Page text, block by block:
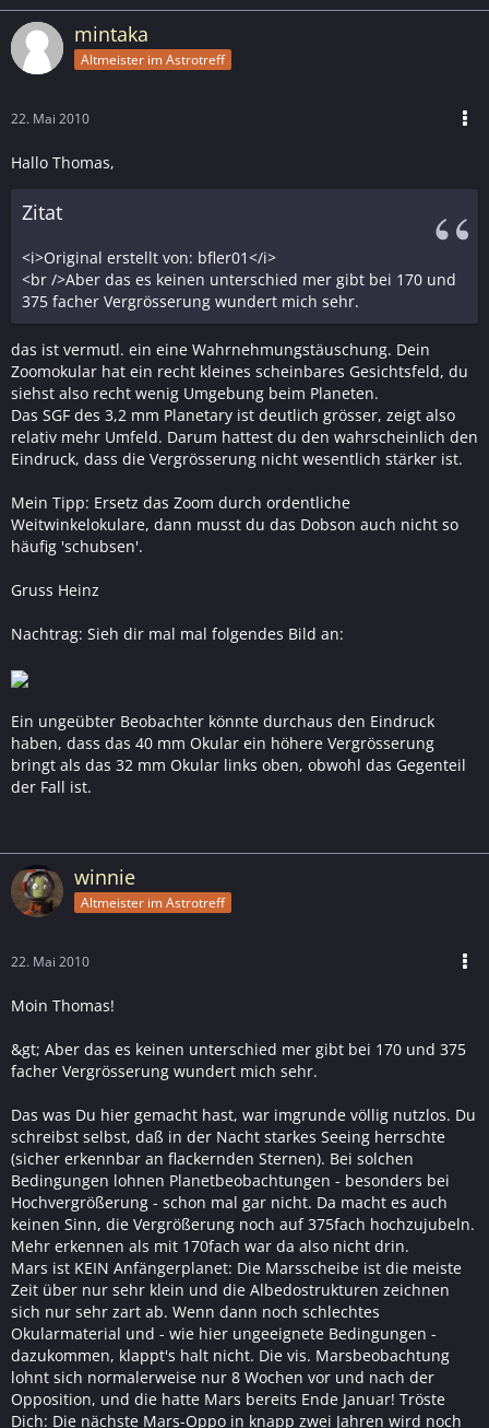
mintaka
Altmeister im Astrotreff
22. Mai 2010
Hallo Thomas,
Zitat
<i>Original erstellt von: bfler01</i>
<br />Aber das es keinen unterschied mer gibt bei 170 und
375 facher Vergrösserung wundert mich sehr.
das ist vermutl. ein eine Wahrnehmungstäuschung. Dein
Zoomokular hat ein recht kleines scheinbares Gesichtsfeld, du
siehst also recht wenig Umgebung beim Planeten.
Das SGF des 3,2 mm Planetary ist deutlich grösser, zeigt also
relativ mehr Umfeld. Darum hattest du den wahrscheinlich den
Eindruck, dass die Vergrösserung nicht wesentlich stärker ist.
Mein Tipp: Ersetz das Zoom durch ordentliche
Weitwinkelokulare, dann musst du das Dobson auch nicht so
häufig 'schubsen'.
Gruss Heinz
Nachtrag: Sieh dir mal mal folgendes Bild an:
Ein ungeübter Beobachter könnte durchaus den Eindruck
haben, dass das 40 mm Okular ein höhere Vergrösserung
bringt als das 32 mm Okular links oben, obwohl das Gegenteil
der Fall ist.
winnie
Altmeister im Astrotreff
22. Mai 2010
Moin Thomas!
&gt; Aber das es keinen unterschied mer gibt bei 170 und 375
facher Vergrösserung wundert mich sehr.
Das was Du hier gemacht hast, war imgrunde völlig nutzlos. Du
schreibst selbst, daß in der Nacht starkes Seeing herrschte
(sicher erkennbar an flackernden Sternen). Bei solchen
Bedingungen lohnen Planetbeobachtungen - besonders bei
Hochvergrößerung - schon mal gar nicht. Da macht es auch
keinen Sinn, die Vergrößerung noch auf 375fach hochzujubeln.
Mehr erkennen als mit 170fach war da also nicht drin.
Mars ist KEIN Anfängerplanet: Die Marsscheibe ist die meiste
Zeit über nur sehr klein und die Albedostrukturen zeichnen
sich nur sehr zart ab. Wenn dann noch schlechtes
Okularmaterial und - wie hier ungeeignete Bedingungen -
dazukommen, klappt's halt nicht. Die vis. Marsbeobachtung
lohnt sich normalerweise nur 8 Wochen vor und nach der
Opposition, und die hatte Mars bereits Ende Januar! Tröste
Dich: Die nächste Mars-Oppo in knapp zwei Jahren wird noch